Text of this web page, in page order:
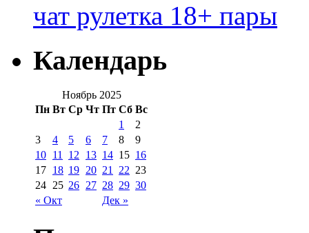
чат рулетка 18+ пары
Календарь
Ноябрь 2025
Пн Вт Ср Чт Пт Сб Вс
« Окт Дек »
1
2
3
4 5 6 7 8
9
10 11 12 13 14 15 16
17 18 19 20 21 22 23
24 25 26 27 28 29 30